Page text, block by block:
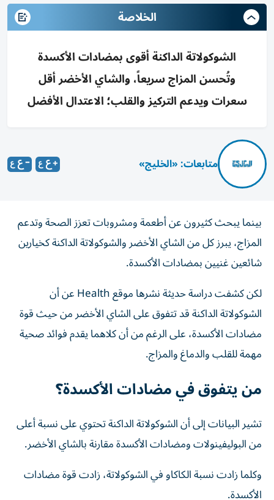
الخلاصة
الشوكولاتة الداكنة أقوى بمضادات الأكسدة
وتُحسن المزاج سريعاً، والشاي الأخضر أقل
سعرات ويدعم التركيز والقلب؛ الاعتدال الأفضل
متابعات: «الخليج»
بينما يبحث كثيرون عن أطعمة ومشروبات تعزز الصحة وتدعم
المزاج، يبرز كل من الشاي الأخضر والشوكولاتة الداكنة كخيارين
شائعين غنيين بمضادات الأكسدة.
لكن كشفت دراسة حديثة نشرها موقع Health عن أن
الشوكولاتة الداكنة قد تتفوق على الشاي الأخضر من حيث قوة
مضادات الأكسدة، على الرغم من أن كلاهما يقدم فوائد صحية
مهمة للقلب والدماغ والمزاج.
من يتفوق في مضادات الأكسدة؟
تشير البيانات إلى أن الشوكولاتة الداكنة تحتوي على نسبة أعلى
من البوليفينولات ومضادات الأكسدة مقارنة بالشاي الأخضر.
وكلما زادت نسبة الكاكاو في الشوكولاتة، زادت قوة مضادات
الأكسدة.